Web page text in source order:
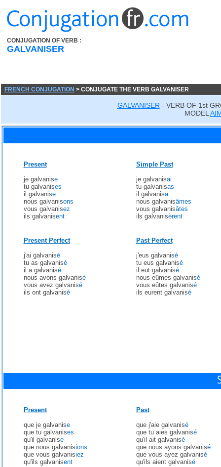
CONJUGATION OF VERB :
GALVANISER
FRENCH CONJUGATION > CONJUGATE THE VERB GALVANISER
GALVANISER - VERB OF 1st
MODEL
Present
je galvanise
tu galvanises
il galvanise
nous galvanisons
vous galvanisez
ils galvanisent
Simple Past
je galvanisai
tu galvanisas
il galvanisa
nous galvanisâmes
vous galvanisâtes
ils galvanisèrent
Present Perfect
j'ai galvanisé
tu as galvanisé
il a galvanisé
nous avons galvanisé
vous avez galvanisé
ils ont galvanisé
Past Perfect
j'eus galvanisé
tu eus galvanisé
il eut galvanisé
nous eûmes galvanisé
vous eûtes galvanisé
ils eurent galvanisé
Present
que je galvanise
que tu galvanises
qu'il galvanise
que nous galvanisions
que vous galvanisiez
qu'ils galvanisent
Past
que j'aie galvanisé
que tu aies galvanisé
qu'il ait galvanisé
que nous ayons galvanisé
que vous ayez galvanisé
qu'ils aient galvanisé